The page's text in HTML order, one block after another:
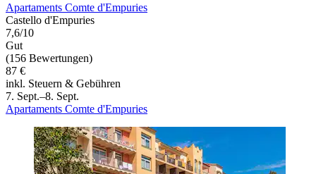
Apartaments Comte d'Empuries
Castello d'Empuries
7,6/10
Gut
(156 Bewertungen)
87 €
inkl. Steuern & Gebühren
7. Sept.–8. Sept.
Apartaments Comte d'Empuries